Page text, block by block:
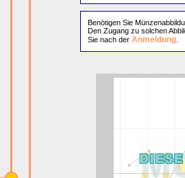
Benötigen Sie
Den Zugang zu solchen
Sie nach der Anmeldung.